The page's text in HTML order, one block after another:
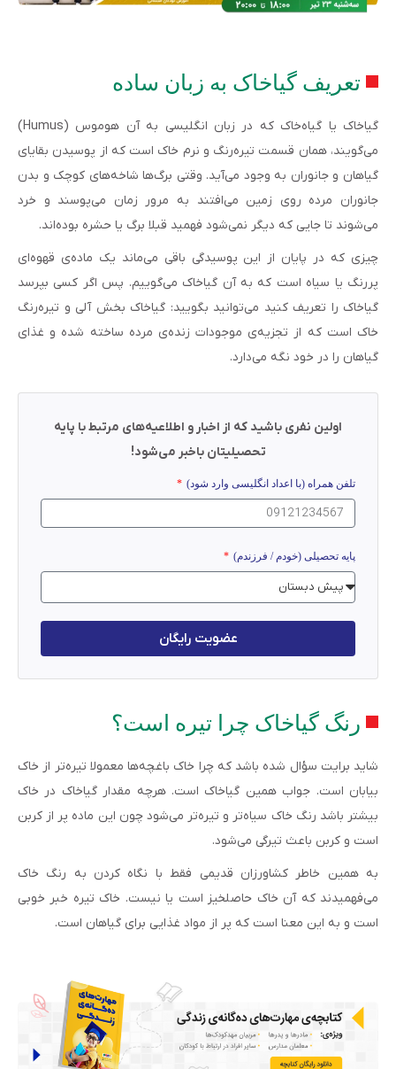
تعریف گیاخاک به زبان ساده
گیاخاک یا گیاه‌خاک که در زبان انگلیسی به آن هوموس (Humus)
می‌گویند، همان قسمت تیره‌رنگ و نرم خاک است که از پوسیدن بقایای
گیاهان و جانوران به وجود می‌آید. وقتی برگ‌ها شاخه‌های کوچک و بدن
جانوران مرده روی زمین می‌افتند به مرور زمان می‌پوسند و خرد
می‌شوند تا جایی که دیگر نمی‌شود فهمید قبلا برگ یا حشره بوده‌اند.
چیزی که در پایان از این پوسیدگی باقی می‌ماند یک ماده‌ی قهوه‌ای
پررنگ یا سیاه است که به آن گیاخاک می‌گوییم. پس اگر کسی بپرسد
گیاخاک را تعریف کنید می‌توانید بگویید: گیاخاک بخش آلی و تیره‌رنگ
خاک است که از تجزیه‌ی موجودات زنده‌ی مرده ساخته شده و غذای
گیاهان را در خود نگه می‌دارد.
اولین نفری باشید که از اخبار و اطلاعیه‌های مرتبط با پایه
تحصیلیتان باخبر می‌شود!
تلفن همراه (با اعداد انگلیسی وارد شود)
پایه تحصیلی (خودم / فرزندم)
عضویت رایگان
رنگ گیاخاک چرا تیره است؟
شاید برایت سؤال شده باشد که چرا خاک باغچه‌ها معمولا تیره‌تر از خاک
بیابان است. جواب همین گیاخاک است. هرچه مقدار گیاخاک در خاک
بیشتر باشد رنگ خاک سیاه‌تر و تیره‌تر می‌شود چون این ماده پر از کربن
است و کربن باعث تیرگی می‌شود.
به همین خاطر کشاورزان قدیمی فقط با نگاه کردن به رنگ خاک
می‌فهمیدند که آن خاک حاصلخیز است یا نیست. خاک تیره خبر خوبی
است و به این معنا است که پر از مواد غذایی برای گیاهان است.